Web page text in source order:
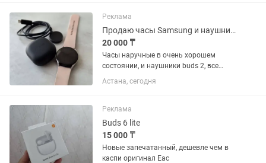
Реклама
Продаю часы Samsung и наушники buds 2
20 000 ₸
Часы наручные в очень хорошем
состоянии, и наушники buds 2, все
работает.
Астана, сегодня
Реклама
Buds 6 lite
15 000 ₸
Новые запечатанный, дешевле чем в
каспи оригинал Eac